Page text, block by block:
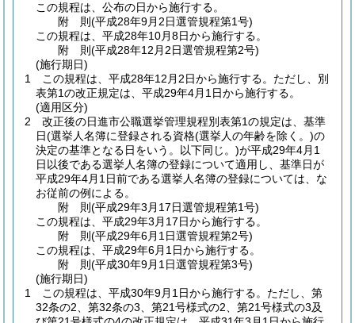
この規程は、公布の日から施行する。
附 則(平成28年9月2日選管規程第1号)
この規程は、平成28年10月8日から施行する。
附 則(平成28年12月2日選管規程第2号)
(施行期日)
1
この規程は、平成28年12月2日から施行する。 ただし、別
表第1の改正規定は、平成29年4月1日から施行する。
(適用区分)
2
改正後の日進市公職選挙管理規程別表第1の規定は、基準
日(選挙人名簿に登録される資格(選挙人の年齢を除く。)の
決定の基準となる日をいう。以下同じ。)が平成29年4月1
日以後である選挙人名簿の登録について適用し、基準日が
平成29年4月1日前である選挙人名簿の登録については、な
お従前の例による。
附 則(平成29年3月17日選管規程第1号)
この規程は、平成29年3月17日から施行する。
附 則(平成29年6月1日選管規程第2号)
この規程は、平成29年6月1日から施行する。
附 則(平成30年9月1日選管規程第3号)
(施行期日)
1
この規程は、平成30年9月1日から施行する。 ただし、第
32条の2、第32条の3、第21号様式の2、第21号様式の3及